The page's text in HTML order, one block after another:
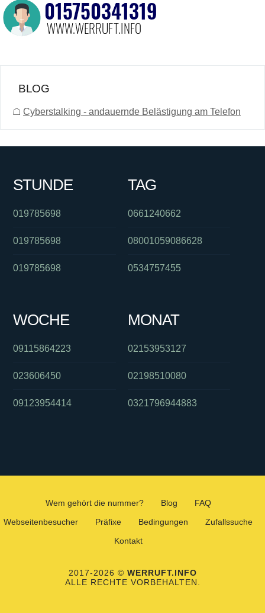
BLOG
☖ Cyberstalking - andauernde Belästigung am Telefon
STUNDE
019785698
019785698
019785698
TAG
0661240662
08001059086628
0534757455
WOCHE
09115864223
023606450
09123954414
MONAT
02153953127
02198510080
0321796944883
Wem gehört die nummer? Blog
FAQ
Webseitenbesucher
Präfixe Bedingungen
Zufallssuche
Kontakt
2017-2026 © WERRUFT.INFO
ALLE RECHTE VORBEHALTEN.